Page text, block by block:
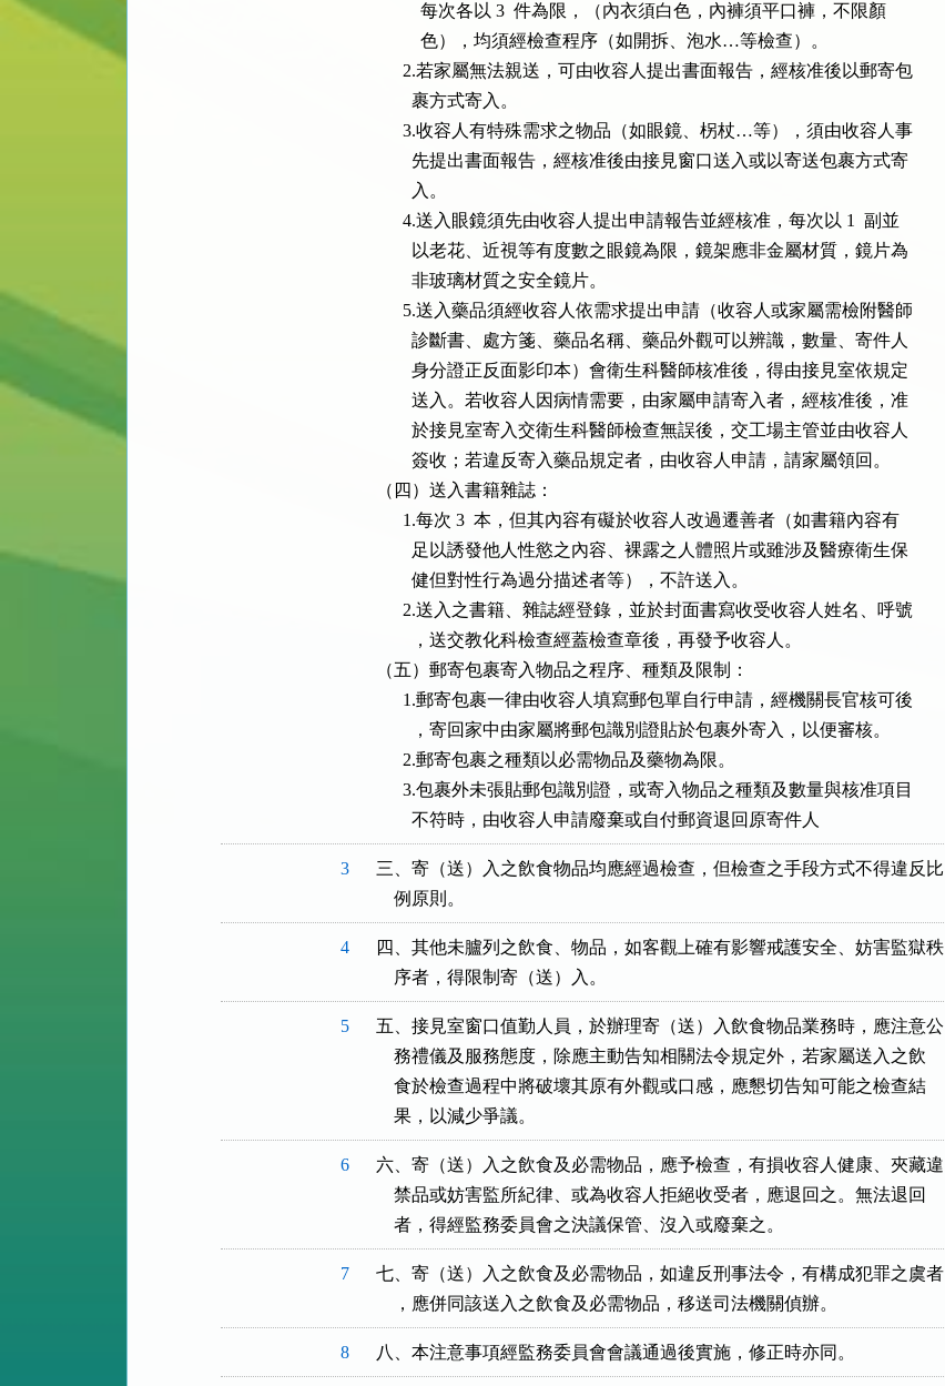
          每次各以 3  件為限，（內衣須白色，內褲須平口褲，不限顏
          色），均須經檢查程序（如開拆、泡水…等檢查）。
      2.若家屬無法親送，可由收容人提出書面報告，經核准後以郵寄包
        裹方式寄入。
      3.收容人有特殊需求之物品（如眼鏡、柺杖…等），須由收容人事
        先提出書面報告，經核准後由接見窗口送入或以寄送包裹方式寄
        入。
      4.送入眼鏡須先由收容人提出申請報告並經核准，每次以 1  副並
        以老花、近視等有度數之眼鏡為限，鏡架應非金屬材質，鏡片為
        非玻璃材質之安全鏡片。
      5.送入藥品須經收容人依需求提出申請（收容人或家屬需檢附醫師
        診斷書、處方箋、藥品名稱、藥品外觀可以辨識，數量、寄件人
        身分證正反面影印本）會衛生科醫師核准後，得由接見室依規定
        送入。若收容人因病情需要，由家屬申請寄入者，經核准後，准
        於接見室寄入交衛生科醫師檢查無誤後，交工場主管並由收容人
        簽收；若違反寄入藥品規定者，由收容人申請，請家屬領回。
（四）送入書籍雜誌：
      1.每次 3  本，但其內容有礙於收容人改過遷善者（如書籍內容有
        足以誘發他人性慾之內容、裸露之人體照片或雖涉及醫療衛生保
        健但對性行為過分描述者等），不許送入。
      2.送入之書籍、雜誌經登錄，並於封面書寫收受收容人姓名、呼號
        ，送交教化科檢查經蓋檢查章後，再發予收容人。
（五）郵寄包裹寄入物品之程序、種類及限制：
      1.郵寄包裹一律由收容人填寫郵包單自行申請，經機關長官核可後
        ，寄回家中由家屬將郵包識別證貼於包裹外寄入，以便審核。
      2.郵寄包裹之種類以必需物品及藥物為限。
      3.包裹外未張貼郵包識別證，或寄入物品之種類及數量與核准項目
        不符時，由收容人申請廢棄或自付郵資退回原寄件人
3
三、寄（送）入之飲食物品均應經過檢查，但檢查之手段方式不得違反比
    例原則。
4
四、其他未臚列之飲食、物品，如客觀上確有影響戒護安全、妨害監獄秩
    序者，得限制寄（送）入。
5
五、接見室窗口值勤人員，於辦理寄（送）入飲食物品業務時，應注意公
    務禮儀及服務態度，除應主動告知相關法令規定外，若家屬送入之飲
    食於檢查過程中將破壞其原有外觀或口感，應懇切告知可能之檢查結
    果，以減少爭議。
6
六、寄（送）入之飲食及必需物品，應予檢查，有損收容人健康、夾藏違
    禁品或妨害監所紀律、或為收容人拒絕收受者，應退回之。無法退回
    者，得經監務委員會之決議保管、沒入或廢棄之。
7
七、寄（送）入之飲食及必需物品，如違反刑事法令，有構成犯罪之虞者
    ，應併同該送入之飲食及必需物品，移送司法機關偵辦。
8 八、本注意事項經監務委員會會議通過後實施，修正時亦同。